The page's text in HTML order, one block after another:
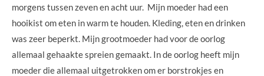
morgens tussen zeven en acht uur. Mijn moeder had een
hooikist om eten in warm te houden. Kleding, eten en drinken
was zeer beperkt. Mijn grootmoeder had voor de oorlog
allemaal gehaakte spreien gemaakt. In de oorlog heeft mijn
moeder die allemaal uitgetrokken om er borstrokjes en